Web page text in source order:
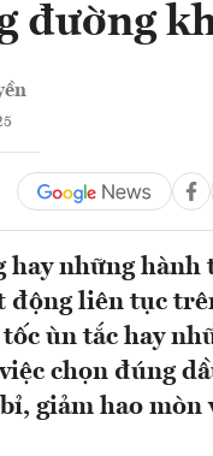
đường
hay những
động liên tục
ùn tắc hay
chọn đúng
giảm hao mòn